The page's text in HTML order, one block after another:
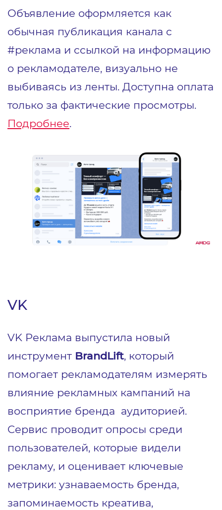
Объявление оформляется как
обычная публикация канала с
#реклама и ссылкой на информацию
о рекламодателе, визуально не
выбиваясь из ленты. Доступна оплата
только за фактические просмотры.
Подробнее.
VK
VK Реклама выпустила новый
инструмент BrandLift, который
помогает рекламодателям измерять
влияние рекламных кампаний на
восприятие бренда аудиторией.
Сервис проводит опросы среди
пользователей, которые видели
рекламу, и оценивает ключевые
метрики: узнаваемость бренда,
запоминаемость креатива,